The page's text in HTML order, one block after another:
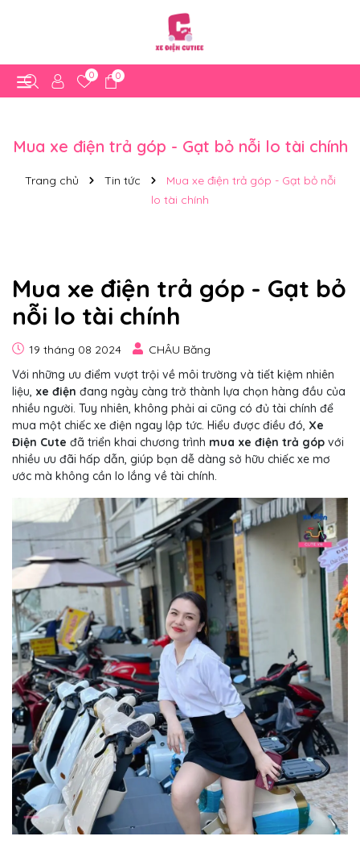
0 0
Mua xe điện trả góp - Gạt bỏ nỗi lo tài chính
Trang chủ Tin tức
Mua xe điện trả góp - Gạt bỏ nỗi
lo tài chính
Mua xe điện trả góp - Gạt bỏ
nỗi lo tài chính
19 tháng 08 2024
CHÂU Băng
Với những ưu điểm vượt trội về môi trường và tiết kiệm nhiên
liệu, xe điện đang ngày càng trở thành lựa chọn hàng đầu của
nhiều người. Tuy nhiên, không phải ai cũng có đủ tài chính để
mua một chiếc xe điện ngay lập tức. Hiểu được điều đó, Xe
Điện Cute đã triển khai chương trình mua xe điện trả góp với
nhiều ưu đãi hấp dẫn, giúp bạn dễ dàng sở hữu chiếc xe mơ
ước mà không cần lo lắng về tài chính.